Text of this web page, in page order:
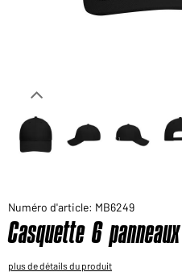
Voudriez-vous acheter des
Numéro d'article: MB6249
Casquette 6
plus de détails du produit